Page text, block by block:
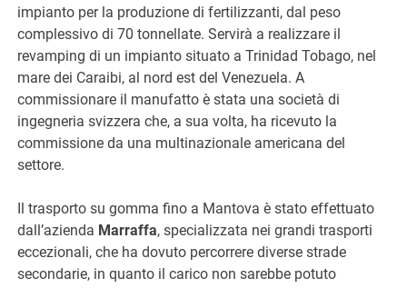
impianto per la produzione di fertilizzanti, dal peso
complessivo di 70 tonnellate. Servirà a realizzare il
revamping di un impianto situato a Trinidad Tobago, nel
mare dei Caraibi, al nord est del Venezuela. A
commissionare il manufatto è stata una società di
ingegneria svizzera che, a sua volta, ha ricevuto la
commissione da una multinazionale americana del
settore.
Il trasporto su gomma fino a Mantova è stato effettuato
dall’azienda Marraffa, specializzata nei grandi trasporti
eccezionali, che ha dovuto percorrere diverse strade
secondarie, in quanto il carico non sarebbe potuto